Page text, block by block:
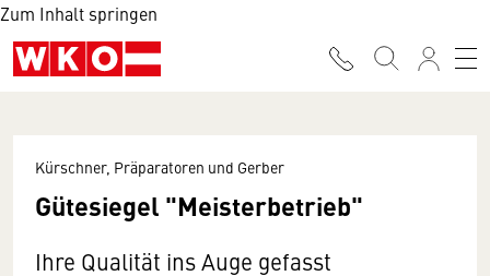
Zum Inhalt springen
Kürschner, Präparatoren und Gerber
Gütesiegel "Meisterbetrieb"
Ihre Qualität ins Auge gefasst